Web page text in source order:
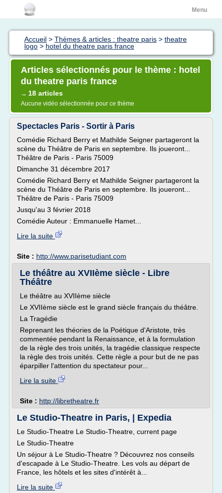
Menu
Accueil > Thèmes & articles : theatre paris > theatre
logo > hotel du theatre paris france
Articles sélectionnés pour le thème : hotel
du theatre paris france
→ 18 articles
Aucune vidéo sélectionnée pour ce thème
Spectacles Paris - Sortir à Paris
Comédie Richard Berry et Mathilde Seigner partageront la
scène du Théâtre de Paris en septembre. Ils joueront...
Théâtre de Paris - Paris 75009
Dimanche 31 décembre 2017
Comédie Richard Berry et Mathilde Seigner partageront la
scène du Théâtre de Paris en septembre. Ils joueront...
Théâtre de Paris - Paris 75009
Jusqu'au 3 février 2018
Comédie Auteur : Emmanuelle Hamet...
Lire la suite
Site : http://www.parisetudiant.com
Le théâtre au XVIIème siècle - Libre
Théâtre
Le théâtre au XVIIème siècle
Le XVIIème siècle est le grand siècle français du théâtre.
La Tragédie
Reprenant les théories de la Poétique d'Aristote, très
commentée pendant la Renaissance, et à la formulation
de la règle des trois unités, la tragédie classique respecte
la règle des trois unités. Cette règle a pour but de ne pas
éparpiller l'attention du spectateur pour...
Lire la suite
Site : http://libretheatre.fr
Le Studio-Theatre in Paris, | Expedia
Le Studio-Theatre Le Studio-Theatre, current page
Le Studio-Theatre
Un séjour à Le Studio-Theatre ? Découvrez nos conseils
d'escapade à Le Studio-Theatre. Les vols au départ de
France, les hôtels et les sites d'intérêt à...
Lire la suite